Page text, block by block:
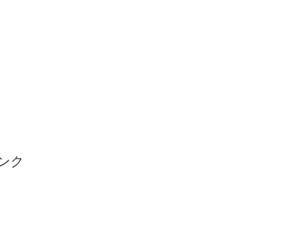
ク